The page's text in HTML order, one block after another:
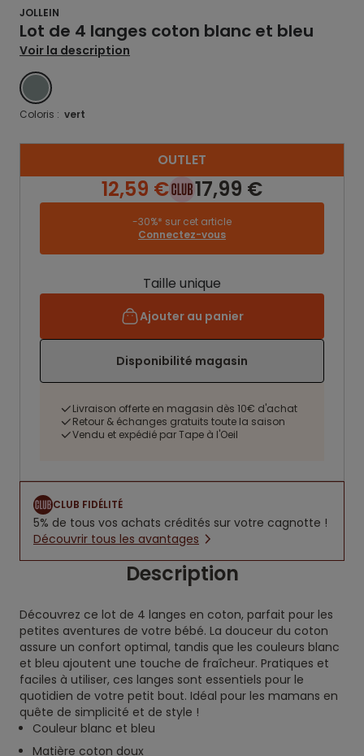
JOLLEIN
Lot de 4 langes coton blanc et bleu
Voir la description
VERT
Coloris : vert
OUTLET
12,59 € 17,99 €
-30%* sur cet article
Connectez-vous
Taille unique
Ajouter au panier
Disponibilité magasin
Livraison offerte en magasin dès 10€ d'achat
Retour & échanges gratuits toute la saison
Vendu et expédié par Tape à l'Oeil
CLUB FIDÉLITÉ
5% de tous vos achats crédités sur votre cagnotte !
Découvrir tous les avantages
Description
Découvrez ce lot de 4 langes en coton, parfait pour les
petites aventures de votre bébé. La douceur du coton
assure un confort optimal, tandis que les couleurs blanc
et bleu ajoutent une touche de fraîcheur. Pratiques et
faciles à utiliser, ces langes sont essentiels pour le
quotidien de votre petit bout. Idéal pour les mamans en
quête de simplicité et de style !
Couleur blanc et bleu
Matière coton doux